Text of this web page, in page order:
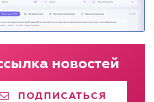
новостей
ПОДПИСАТЬСЯ